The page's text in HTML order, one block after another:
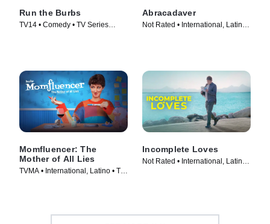
Run the Burbs
TV14 • Comedy • TV Series
Abracadaver
Not Rated • International, Latino •
Momfluencer: The
Mother of All Lies
TVMA • International, Latino • TV
Incomplete Loves
Not Rated • International, Latino •